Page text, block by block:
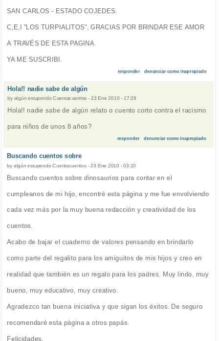
SAN CARLOS - ESTADO COJEDES.
C,E,I "LOS TURPIALITOS", GRACIAS POR BRINDAR ESE AMOR
A TRAVÉS DE ESTA PAGINA.
YA ME SUSCRIBI.
responder denunciar como inapropiado
Hola!! nadie sabe de algún
by algún estupendo Cuentacuentos - 23 Ene 2010 - 17:28
Hola!! nadie sabe de algún relato o cuento corto contra el racismo
para niños de unos 8 años?
responder denunciar como inapropiado
Buscando cuentos sobre
by algún estupendo Cuentacuentos-23 Ene 2010 - 03:10
Buscando cuentos sobre dinosaurios para contar en el
cumpleanos de mi hijo, encontré esta página y me fue envolviendo
cada vez más por la muy buena redacción y creatividad de los
cuentos.
Acabo de bajar el cuaderno de valores pensando en brindarlo
como parte del regalito para los amiguitos de mis hijos y creo en
realidad que también es un regalo para los padres. Muy lindo, muy
bueno, muy educativo, muy creativo.
Agradezco tan buena iniciativa y que sigan los éxitos. De seguro
recomendaré esta página a otros papás.
Felicidades.